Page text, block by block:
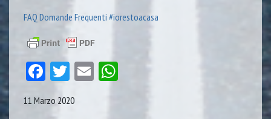
FAQ Domande Frequenti #iorestoacasa
Facebook
Twitter
Email WhatsApp
11 Marzo 2020